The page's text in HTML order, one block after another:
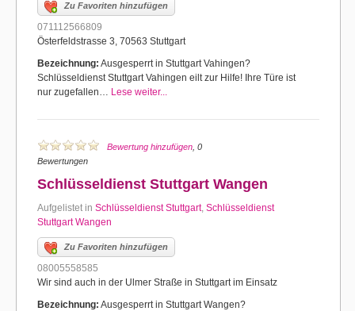
Zu Favoriten hinzufügen
071112566809
Österfeldstrasse 3, 70563 Stuttgart
Bezeichnung: Ausgesperrt in Stuttgart Vahingen?
Schlüsseldienst Stuttgart Vahingen eilt zur Hilfe! Ihre Türe ist
nur zugefallen… Lese weiter...
Bewertung hinzufügen , 0
Bewertungen
Schlüsseldienst Stuttgart Wangen
Aufgelistet in Schlüsseldienst Stuttgart, Schlüsseldienst
Stuttgart Wangen
Zu Favoriten hinzufügen
08005558585
Wir sind auch in der Ulmer Straße in Stuttgart im Einsatz
Bezeichnung: Ausgesperrt in Stuttgart Wangen?